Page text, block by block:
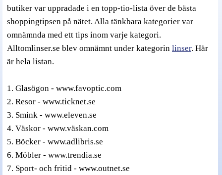
Kontaktlinstyper
Linsvätska
Optiker
Synfel
Tillverkare - linser
Linstillbehör
butiker var uppradade i en topp-tio-lista över de bästa
shoppingtipsen på nätet. Alla tänkbara kategorier var
omnämnda med ett tips inom varje kategori.
Alltomlinser.se blev omnämnt under kategorin linser. Här
är hela listan.
1. Glasögon - www.favoptic.com
2. Resor - www.ticknet.se
3. Smink - www.eleven.se
4. Väskor - www.väskan.com
5. Böcker - www.adlibris.se
6. Möbler - www.trendia.se
7. Sport- och fritid - www.outnet.se